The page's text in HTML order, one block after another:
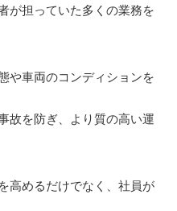
が担っていた多くの業務を
や車両のコンディションを
故を防ぎ、より質の高い運
高めるだけでなく、社員が